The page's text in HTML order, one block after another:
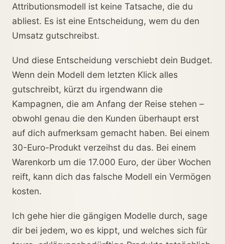
Attributionsmodell ist keine Tatsache, die du
abliest. Es ist eine Entscheidung, wem du den
Umsatz gutschreibst.
Und diese Entscheidung verschiebt dein Budget.
Wenn dein Modell dem letzten Klick alles
gutschreibt, kürzt du irgendwann die
Kampagnen, die am Anfang der Reise stehen –
obwohl genau die den Kunden überhaupt erst
auf dich aufmerksam gemacht haben. Bei einem
30-Euro-Produkt verzeihst du das. Bei einem
Warenkorb um die 17.000 Euro, der über Wochen
reift, kann dich das falsche Modell ein Vermögen
kosten.
Ich gehe hier die gängigen Modelle durch, sage
dir bei jedem, wo es kippt, und welches sich für